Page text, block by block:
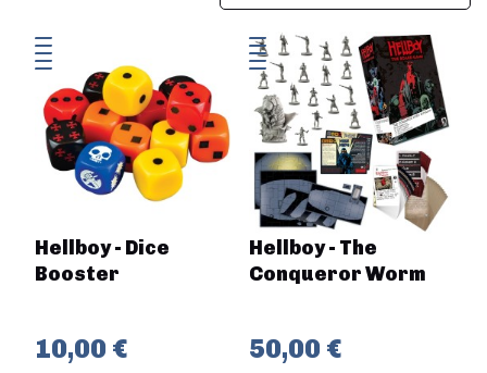
Hellboy - Dice
Booster
10,00 €
Hellboy - The
Conqueror Worm
50,00 €